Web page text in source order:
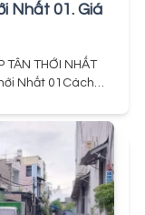
Nhất 01. Giá
TÂN THỚI NHẤT
Nhất 01Cách
lý: Sổ hồng
ninh, tiện mua
3,55 tỷ
vay ngân hàng